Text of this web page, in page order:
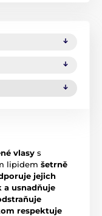
vlasy s
lipidem šetrně
jejich
a usnadňuje
respektuje